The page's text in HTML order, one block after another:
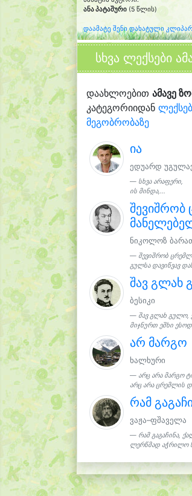
ანა პატაშური (5 წლის)
დაამატე შენი დახატული
სხვა ლექსები
დაახლოებით ამავე
კატეგორიიდან
მეგობრობაზე
ია
ედუარდ
სხვა არაფერი,
ის მინდა,...
შევიშრობ
ნიკოლოზ
შევიშრობ
გულსა დავიწვავ
შავ გლახ
ბესიკი
შავ გლახ გულო,
მიჯნურთ ეშხი
არ მარგო
ხალხური
არც არა მარგო
არც არა ცრემლის
რამ
ვაჟა–ფშაველა
რამ გაგაჩინა,
ლერწმად აჭრილო